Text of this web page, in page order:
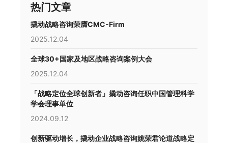
热门文章
撬动战略咨询荣膺CMC-Firm
2025.12.04
全球30+国家及地区战略咨询案例大会
2025.12.04
「战略定位全球创新者」撬动咨询任职中国管理科学
学会理事单位
2024.09.12
创新驱动增长，撬动企业战略咨询姚荣君论道战略定